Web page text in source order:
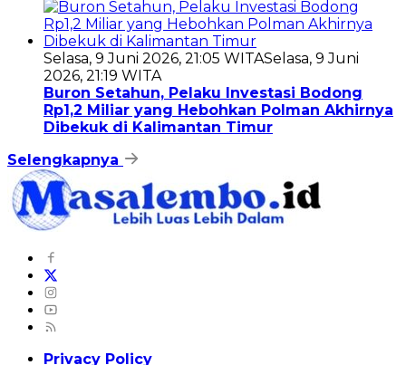
Selasa, 9 Juni 2026, 21:05 WITASelasa, 9 Juni
2026, 21:19 WITA
Buron Setahun, Pelaku Investasi Bodong
Rp1,2 Miliar yang Hebohkan Polman Akhirnya
Dibekuk di Kalimantan Timur
Selengkapnya
Privacy Policy